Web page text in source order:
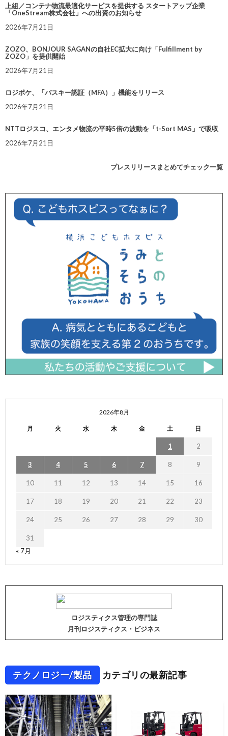
上組／コンテナ物流最適化サービスを提供する スタートアップ企業
「OneStream株式会社」への出資のお知らせ
2026年7月21日
ZOZO、BONJOUR SAGANの自社EC拡大に向け「Fulfillment by
ZOZO」を提供開始
2026年7月21日
ロジポケ、「パスキー認証（MFA）」機能をリリース
2026年7月21日
NTTロジスコ、エンタメ物流の平時5倍の波動を「t-Sort MAS」で吸収
2026年7月21日
プレスリリースまとめてチェック一覧
2026年8月
月 火 水 木 金 土 日
1 2
3 4 5 6 7 8 9
10 11 12 13 14 15 16
17 18 19 20 21 22 23
24 25 26 27 28 29 30
31
« 7月
ロジスティクス管理の専門誌
月刊ロジスティクス・ビジネス
テクノロジー/製品 カテゴリの最新記事